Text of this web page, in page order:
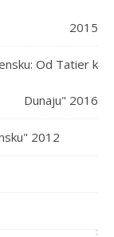
2015
Od Tatier k
Dunaju" 2016
2012